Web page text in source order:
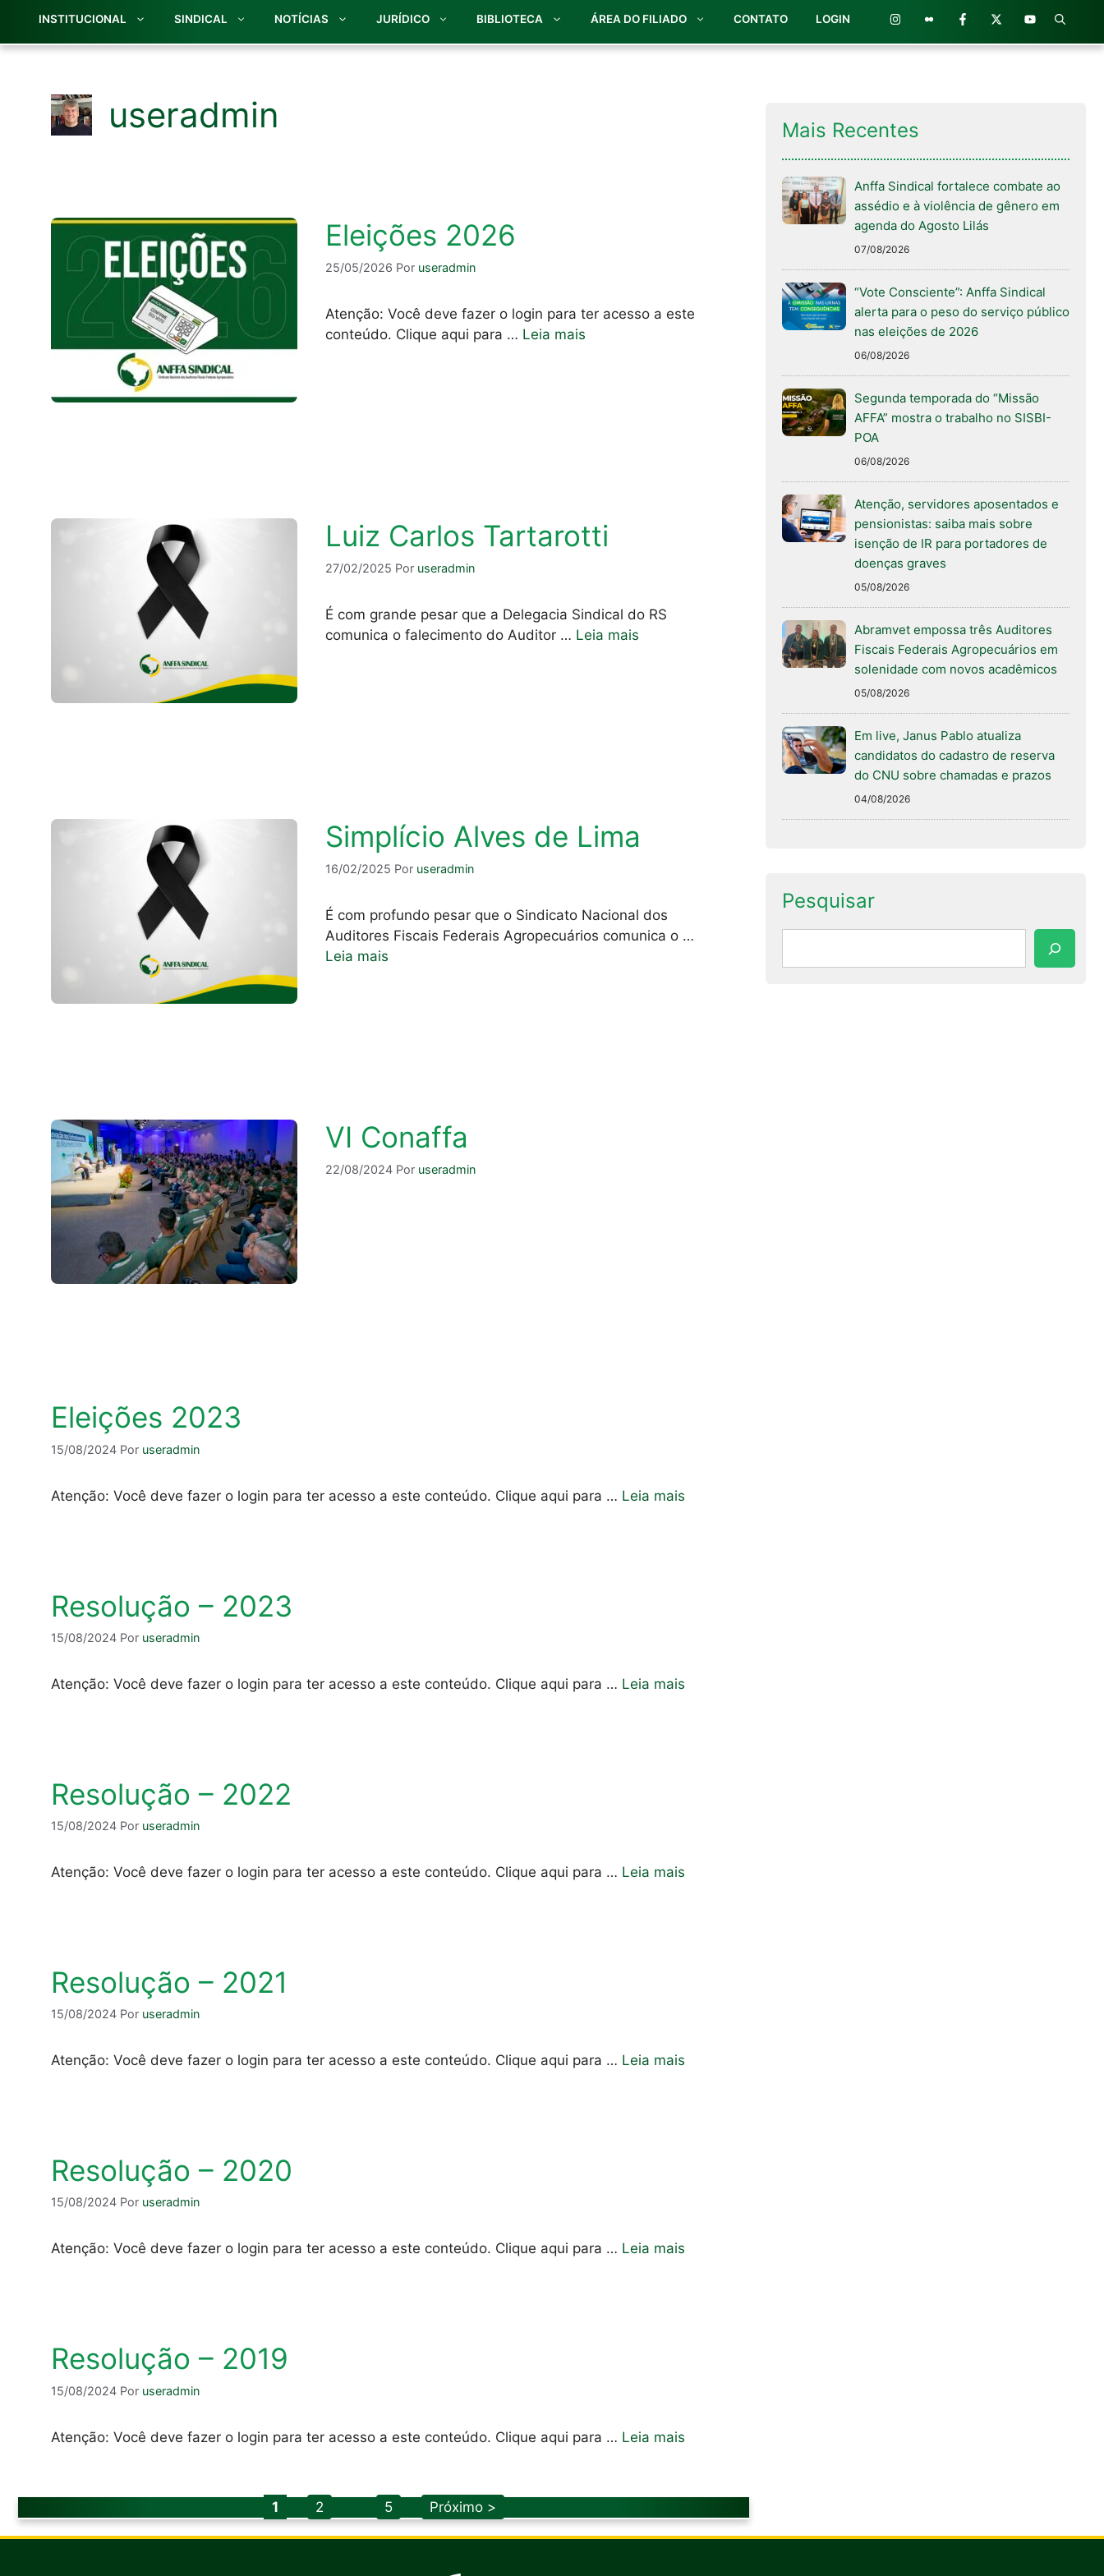
INSTITUCIONAL SINDICAL NOTÍCIAS JURÍDICO BIBLIOTECA ÁREA DO FILIADO CONTATO LOGIN
useradmin
Eleições 2026
25/05/2026 Por useradmin
Atenção: Você deve fazer o login para ter acesso a este
conteúdo. Clique aqui para … Leia mais
Luiz Carlos Tartarotti
27/02/2025 Por useradmin
É com grande pesar que a Delegacia Sindical do RS
comunica o falecimento do Auditor … Leia mais
Simplício Alves de Lima
16/02/2025 Por useradmin
É com profundo pesar que o Sindicato Nacional dos
Auditores Fiscais Federais Agropecuários comunica o …
Leia mais
VI Conaffa
22/08/2024 Por useradmin
Eleições 2023
15/08/2024 Por useradmin
Atenção: Você deve fazer o login para ter acesso a este conteúdo. Clique aqui para … Leia mais
Resolução – 2023
15/08/2024 Por useradmin
Atenção: Você deve fazer o login para ter acesso a este conteúdo. Clique aqui para … Leia mais
Resolução – 2022
15/08/2024 Por useradmin
Atenção: Você deve fazer o login para ter acesso a este conteúdo. Clique aqui para … Leia mais
Resolução – 2021
15/08/2024 Por useradmin
Atenção: Você deve fazer o login para ter acesso a este conteúdo. Clique aqui para … Leia mais
Resolução – 2020
15/08/2024 Por useradmin
Atenção: Você deve fazer o login para ter acesso a este conteúdo. Clique aqui para … Leia mais
Resolução – 2019
15/08/2024 Por useradmin
Atenção: Você deve fazer o login para ter acesso a este conteúdo. Clique aqui para … Leia mais
Page
1 Page
2 Page
5 Próximo >
Mais Recentes
Anffa Sindical fortalece combate ao
assédio e à violência de gênero em
agenda do Agosto Lilás
07/08/2026
“Vote Consciente”: Anffa Sindical
alerta para o peso do serviço público
nas eleições de 2026
06/08/2026
Segunda temporada do “Missão
AFFA” mostra o trabalho no SISBI-
POA
06/08/2026
Atenção, servidores aposentados e
pensionistas: saiba mais sobre
isenção de IR para portadores de
doenças graves
05/08/2026
Abramvet empossa três Auditores
Fiscais Federais Agropecuários em
solenidade com novos acadêmicos
05/08/2026
Em live, Janus Pablo atualiza
candidatos do cadastro de reserva
do CNU sobre chamadas e prazos
04/08/2026
Pesquisar